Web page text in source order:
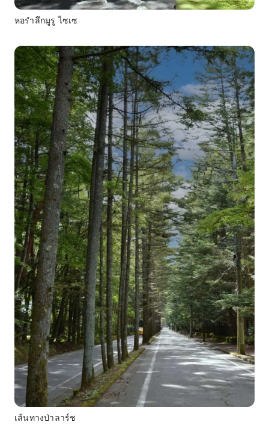
หอรำลึกมูรู ไซเซ
เส้นทางป่าลาร์ช